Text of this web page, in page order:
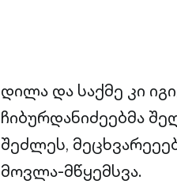
დილა და საქმე კი
ჩიბურდანიძეებმა
შეძლეს,
მოვლა-მწყემსვა.